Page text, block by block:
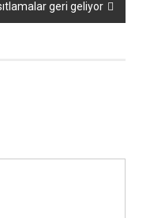
geri geliyor